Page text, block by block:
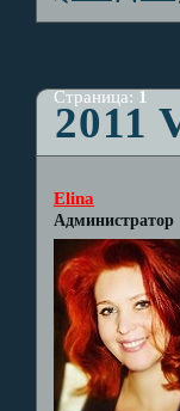
2011
Страница:1
Elina
Администратор